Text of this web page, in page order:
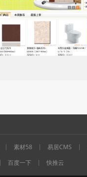
素材58 易居CMS
百度一下 快推云